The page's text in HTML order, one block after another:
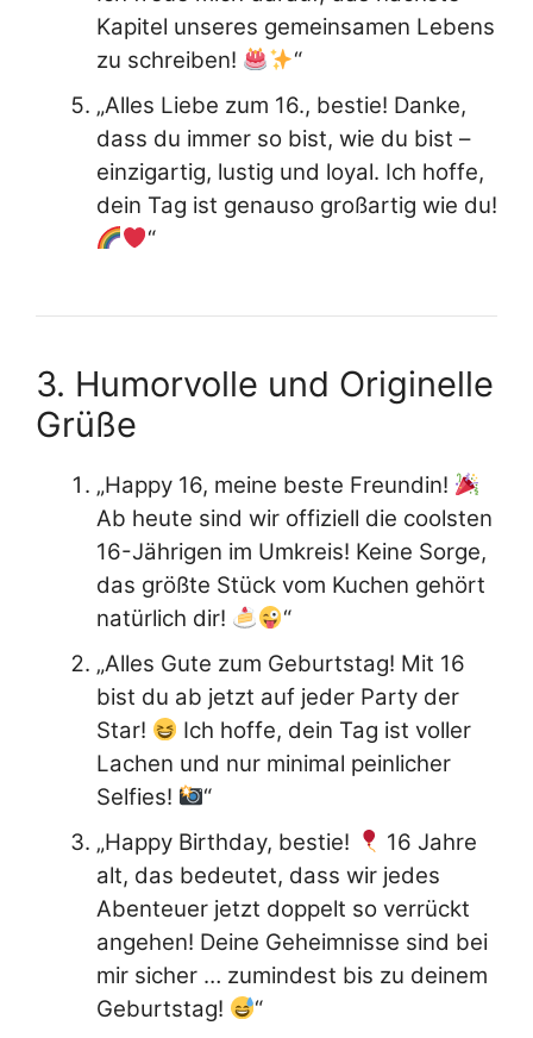
Kapitel unseres gemeinsamen Lebens
zu schreiben!
“
„Alles Liebe zum 16., bestie! Danke,
dass du immer so bist, wie du bist –
einzigartig, lustig und loyal. Ich hoffe,
dein Tag ist genauso großartig wie du!
“
3. Humorvolle und Originelle
Grüße
„Happy 16, meine beste Freundin!
Ab heute sind wir offiziell die coolsten
16-Jährigen im Umkreis! Keine Sorge,
das größte Stück vom Kuchen gehört
natürlich dir!
“
„Alles Gute zum Geburtstag! Mit 16
bist du ab jetzt auf jeder Party der
Star!
Ich hoffe, dein Tag ist voller
Lachen und nur minimal peinlicher
Selfies!
“
„Happy Birthday, bestie!
16 Jahre
alt, das bedeutet, dass wir jedes
Abenteuer jetzt doppelt so verrückt
angehen! Deine Geheimnisse sind bei
mir sicher … zumindest bis zu deinem
Geburtstag!
“